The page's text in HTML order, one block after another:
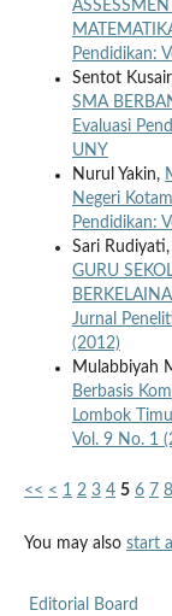
Pendidikan:
Sentot
SMA
Evaluasi
UNY
Nurul Yakin,
Negeri
Pendidikan:
Sari Rudiyati,
GURU
Jurnal
(2012)
Mulabbiyah
Berbasis
Lombok
Vol. 9 No. 1
<< < 1 2 3 4 5 6 7 8
You may also start
Editorial Board